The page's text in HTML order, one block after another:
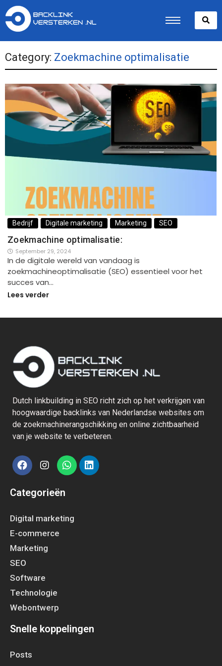
Category: Zoekmachine optimalisatie
Bedrijf Digitale marketing Marketing SEO
Zoekmachine optimalisatie:
September 29, 2024
In de digitale wereld van vandaag is
zoekmachineoptimalisatie (SEO) essentieel voor het
succes van…
Lees verder
Dutch linkbuilding in SEO richt zich op het verkrijgen van
hoogwaardige backlinks van Nederlandse websites om
de zoekmachinerangschikking en online zichtbaarheid
van je website te verbeteren.
Categorieën
Digital marketing
E-commerce
Marketing
SEO
Software
Technologie
Webontwerp
Snelle koppelingen
Posts